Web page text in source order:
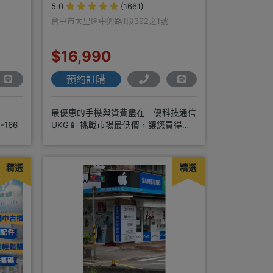
166
5.0
(1661)
台中市大里區中興路1段392之1號
$16,990
預約訂購
最優惠的手機與資費盡在－優科技通信
UKG📱 挑戰市場最低價，讓您買得放
精選 精選